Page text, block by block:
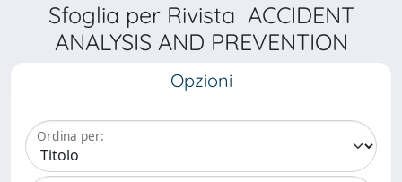
Sfoglia per Rivista ACCIDENT
ANALYSIS AND PREVENTION
Opzioni
Ordina per: